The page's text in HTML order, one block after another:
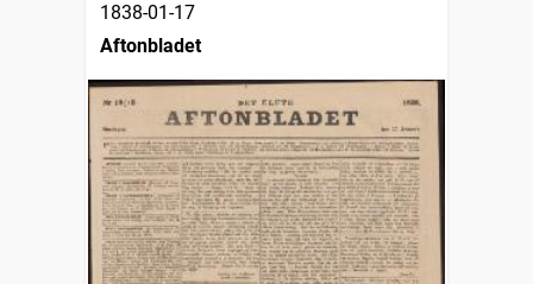
1838-01-17
Aftonbladet